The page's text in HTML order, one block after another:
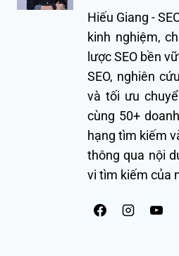
Hiếu Giang -
kinh nghiệm,
lược SEO bền
SEO, nghiên
và tối ưu
cùng 50+
hạng tìm kiếm
thông qua nội
vi tìm kiếm của